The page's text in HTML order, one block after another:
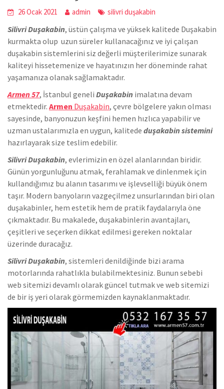
26 Ocak 2021 admin silivri duşakabin
Silivri Duşakabin, üstün çalışma ve yüksek kalitede Duşakabin
kurmakta olup uzun süreler kullanacağınız ve iyi çalışan
duşakabin sistemlerini siz değerli müşterilerimize sunarak
kaliteyi hissetemenize ve hayatınızın her döneminde rahat
yaşamanıza olanak sağlamaktadır.
Armen 57, İstanbul geneli Duşakabin imalatına devam
etmektedir. Armen Duşakabin, çevre bölgelere yakın olması
sayesinde, banyonuzun keşfini hemen hızlıca yapabilir ve
uzman ustalarımızla en uygun, kalitede duşakabin sistemini
hazırlayarak size teslim edebilir.
Silivri Duşakabin, evlerimizin en özel alanlarından biridir.
Günün yorgunluğunu atmak, ferahlamak ve dinlenmek için
kullandığımız bu alanın tasarımı ve işlevselliği büyük önem
taşır. Modern banyoların vazgeçilmez unsurlarından biri olan
duşakabinler, hem estetik hem de pratik faydalarıyla öne
çıkmaktadır. Bu makalede, duşakabinlerin avantajları,
çeşitleri ve seçerken dikkat edilmesi gereken noktalar
üzerinde duracağız.
Silivri Duşakabin, sistemleri denildiğinde bizi arama
motorlarında rahatlıkla bulabilmektesiniz. Bunun sebebi
web sitemizi devamlı olarak güncel tutmak ve web sitemizi
de bir iş yeri olarak görmemizden kaynaklanmaktadır.